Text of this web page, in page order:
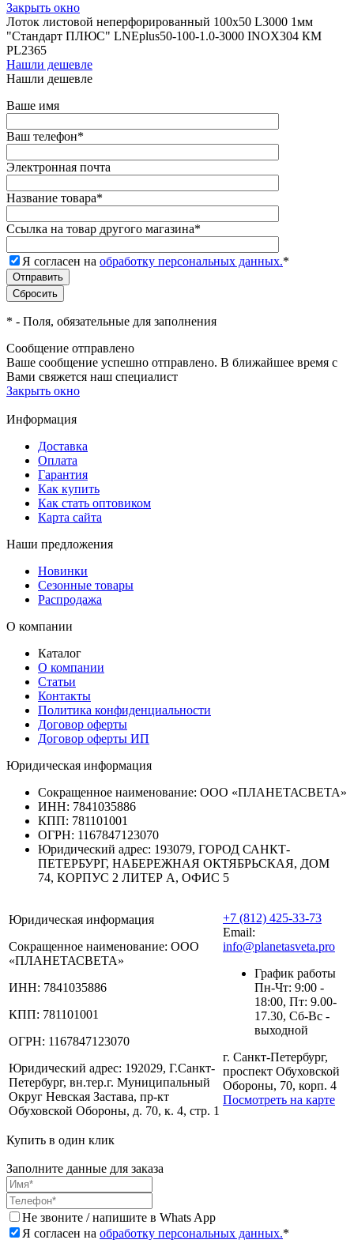
Закрыть окно
Лоток листовой неперфорированный 100х50 L3000 1мм
"Стандарт ПЛЮС" LNEplus50-100-1.0-3000 INOX304 КМ
PL2365
Нашли дешевле
Нашли дешевле
Ваше имя
Ваш телефон*
Электронная почта
Название товара*
Ссылка на товар другого магазина*
Я согласен на обработку персональных данных.*
* - Поля, обязательные для заполнения
Сообщение отправлено
Ваше сообщение успешно отправлено. В ближайшее время с
Вами свяжется наш специалист
Закрыть окно
Информация
Доставка
Оплата
Гарантия
Как купить
Как стать оптовиком
Карта сайта
Наши предложения
Новинки
Сезонные товары
Распродажа
О компании
Каталог
О компании
Статьи
Контакты
Политика конфиденциальности
Договор оферты
Договор оферты ИП
Юридическая информация
Сокращенное наименование: ООО «ПЛАНЕТАСВЕТА»
ИНН: 7841035886
КПП: 781101001
ОГРН: 1167847123070
Юридический адрес: 193079, ГОРОД САНКТ-
ПЕТЕРБУРГ, НАБЕРЕЖНАЯ ОКТЯБРЬСКАЯ, ДОМ
74, КОРПУС 2 ЛИТЕР А, ОФИС 5
Юридическая информация
Сокращенное наименование: ООО
«ПЛАНЕТАСВЕТА»
ИНН: 7841035886
КПП: 781101001
ОГРН: 1167847123070
Юридический адрес: 192029, Г.Санкт-
Петербург, вн.тер.г. Муниципальный
Округ Невская Застава, пр-кт
Обуховской Обороны, д. 70, к. 4, стр. 1
+7 (812) 425-33-73
Email:
info@planetasveta.pro
График работы
Пн-Чт: 9:00 -
18:00, Пт: 9.00-
17.30, Сб-Вс -
выходной
г. Санкт-Петербург,
проспект Обуховской
Обороны, 70, корп. 4
Посмотреть на карте
Купить в один клик
Заполните данные для заказа
Не звоните / напишите в Whats App
Я согласен на обработку персональных данных.*